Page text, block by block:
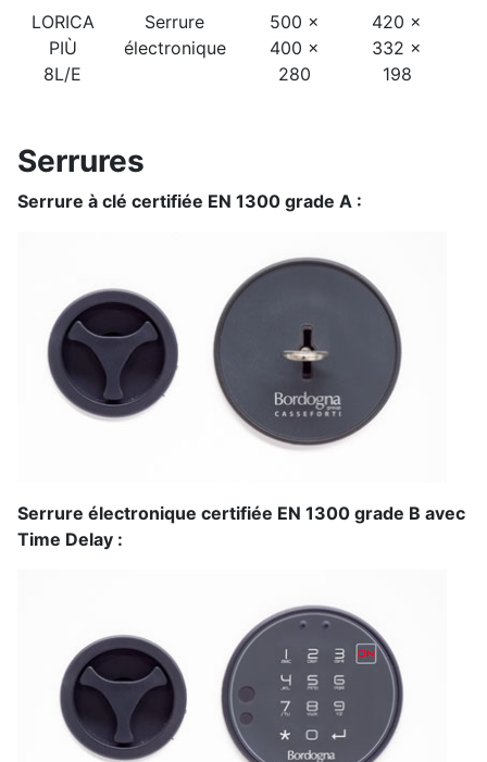
LORICA
PIÙ
8L/E
Serrure
électronique
500 ×
400 ×
280
420 ×
332 ×
198
Serrures
Serrure à clé certifiée EN 1300 grade A :
Serrure électronique certifiée EN 1300 grade B avec
Time Delay :